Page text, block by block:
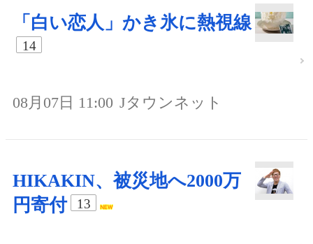
「白い恋人」かき氷に熱視線
14
08月07日 11:00 Jタウンネット
HIKAKIN、被災地へ2000万
円寄付
13